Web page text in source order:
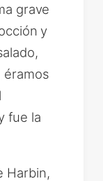
grave
y
éramos
fue la
Harbin,